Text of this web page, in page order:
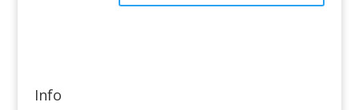
Info